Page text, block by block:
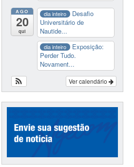
AGO
20
qui
dia inteiro
Desafio
Universitário de
Nautide...
dia inteiro
Exposição:
Perder Tudo.
Novament...
Ver calendário